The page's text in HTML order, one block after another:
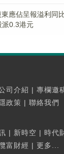
應佔呈報溢利同
派0.3港元
司介紹 | 專欄邀
政策 | 聯絡我們
| 新時空 | 時代
富財經 | 更多...